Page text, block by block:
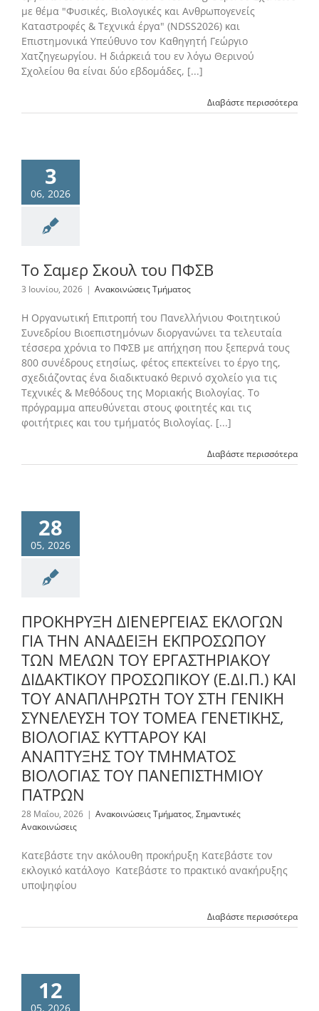
με θέμα "Φυσικές, Βιολογικές και Ανθρωπογενείς
Καταστροφές & Τεχνικά έργα" (NDSS2026) και
Επιστημονικά Υπεύθυνο τον Καθηγητή Γεώργιο
Χατζηγεωργίου. Η διάρκειά του εν λόγω Θερινού
Σχολείου θα είναι δύο εβδομάδες, [...]
Διαβάστε περισσότερα
3
06, 2026
Το Σαμερ Σκουλ του ΠΦΣΒ
3 Ιουνίου, 2026 | Ανακοινώσεις Τμήματος
Η Οργανωτική Επιτροπή του Πανελλήνιου Φοιτητικού
Συνεδρίου Βιοεπιστημόνων διοργανώνει τα τελευταία
τέσσερα χρόνια το ΠΦΣΒ με απήχηση που ξεπερνά τους
800 συνέδρους ετησίως, φέτος επεκτείνει το έργο της,
σχεδιάζοντας ένα διαδικτυακό θερινό σχολείο για τις
Τεχνικές & Μεθόδους της Μοριακής Βιολογίας. Το
πρόγραμμα απευθύνεται στους φοιτητές και τις
φοιτήτριες και του τμήματός Βιολογίας. [...]
Διαβάστε περισσότερα
28
05, 2026
ΠΡΟΚΗΡΥΞΗ ΔΙΕΝΕΡΓΕΙΑΣ ΕΚΛΟΓΩΝ
ΓΙΑ ΤΗΝ ΑΝΑΔΕΙΞΗ ΕΚΠΡΟΣΩΠΟΥ
ΤΩΝ ΜΕΛΩΝ ΤΟΥ ΕΡΓΑΣΤΗΡΙΑΚΟΥ
ΔΙΔΑΚΤΙΚΟΥ ΠΡΟΣΩΠΙΚΟΥ (Ε.ΔΙ.Π.) ΚΑΙ
ΤΟΥ ΑΝΑΠΛΗΡΩΤΗ ΤΟΥ ΣΤΗ ΓΕΝΙΚΗ
ΣΥΝΕΛΕΥΣΗ ΤΟΥ ΤΟΜΕΑ ΓΕΝΕΤΙΚΗΣ,
ΒΙΟΛΟΓΙΑΣ ΚΥΤΤΑΡΟΥ ΚΑΙ
ΑΝΑΠΤΥΞΗΣ ΤΟΥ ΤΜΗΜΑΤΟΣ
ΒΙΟΛΟΓΙΑΣ ΤΟΥ ΠΑΝΕΠΙΣΤΗΜΙΟΥ
ΠΑΤΡΩΝ
28 Μαΐου, 2026 | Ανακοινώσεις Τμήματος, Σημαντικές
Ανακοινώσεις
Κατεβάστε την ακόλουθη προκήρυξη Κατεβάστε τον
εκλογικό κατάλογο Κατεβάστε το πρακτικό ανακήρυξης
υποψηφίου
Διαβάστε περισσότερα
12
05, 2026